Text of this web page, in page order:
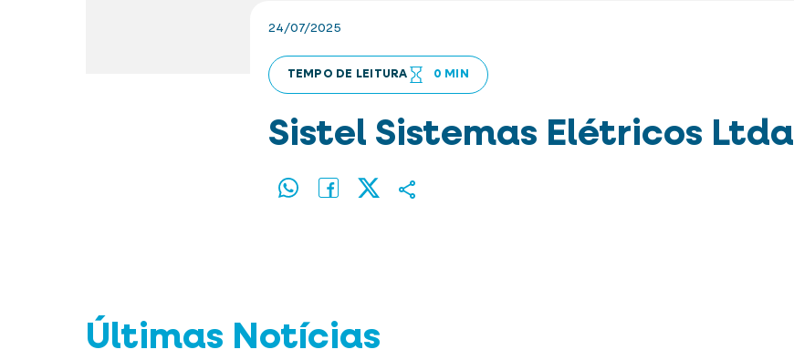
24/07/2025
TEMPO DE LEITURA 0 MIN
Sistel Sistemas Elétricos Ltda
Últimas Notícias